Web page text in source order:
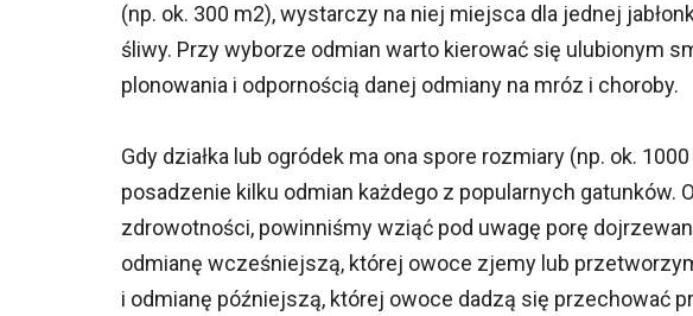
(np. ok. 300 m2), wystarczy na niej miejsca dla jednej
śliwy. Przy wyborze odmian warto kierować się ulubionym
plonowania i odpornością danej odmiany na mróz i choroby.
Gdy działka lub ogródek ma ona spore rozmiary (np. ok.
posadzenie kilku odmian każdego z popularnych gatunków.
zdrowotności, powinniśmy wziąć pod uwagę porę
odmianę wcześniejszą, której owoce zjemy lub
i odmianę późniejszą, której owoce dadzą się przechować